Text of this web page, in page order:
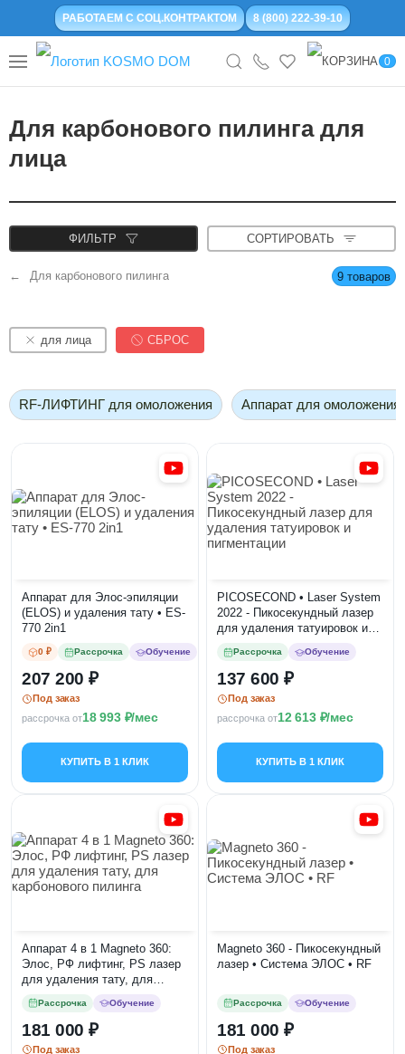
РАБОТАЕМ С СОЦ.КОНТРАКТОМ 8 (800) 222-39-10
0
Для карбонового пилинга для
лица
ФИЛЬТР СОРТИРОВАТЬ
Для карбонового пилинга 9 товаров
для лица СБРОС
RF-ЛИФТИНГ для омоложения Аппарат для омоложения
Аппарат для Элос-эпиляции
(ELOS) и удаления тату • ES-
770 2in1
0 ₽ Рассрочка Обучение
207 200
Под заказ
рассрочка от18 993 /мес
КУПИТЬ В 1 КЛИК
PICOSECOND • Laser System
2022 - Пикосекундный лазер
для удаления татуировок и
Рассрочка Обучение
137 600
Под заказ
рассрочка от12 613 /мес
КУПИТЬ В 1 КЛИК
Аппарат 4 в 1 Magneto 360:
Элос, РФ лифтинг, PS лазер
для удаления тату, для
Рассрочка Обучение
181 000
Под заказ
Magneto 360 - Пикосекундный
лазер • Система ЭЛОС • RF
Рассрочка Обучение
181 000
Под заказ